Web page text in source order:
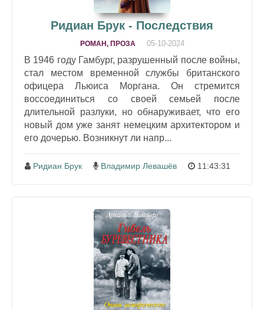
Ридиан Брук - Последствия
РОМАН, ПРОЗА 05-10-2024
В 1946 году Гамбург, разрушенный после войны,
стал местом временной службы британского
офицера Льюиса Моргана. Он стремится
воссоединиться со своей семьей после
длительной разлуки, но обнаруживает, что его
новый дом уже занят немецким архитектором и
его дочерью. Возникнут ли напр...
Ридиан Брук Владимир Левашёв 11:43:31